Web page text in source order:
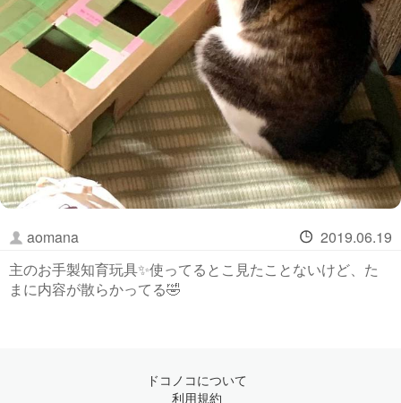
aomana
2019.06.19
主のお手製知育玩具✨使ってるとこ見たことないけど、た
まに内容が散らかってる🤣
ドコノコについて
利用規約